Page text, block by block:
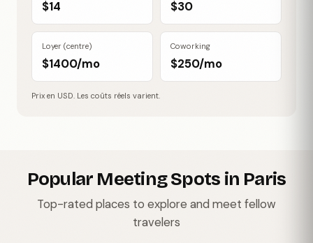
$14 $30
Loyer (centre)
$1400/mo
Coworking
$250/mo
Prix en USD. Les coûts réels varient.
Popular Meeting Spots in Paris
Top-rated places to explore and meet fellow
travelers